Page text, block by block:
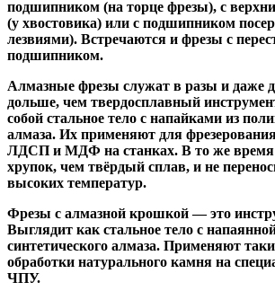
подшипником (на торце фрезы), с
(у хвостовика) или с подшипником
лезвиями). Встречаются и фрезы с
подшипником.
Алмазные фрезы служат в разы и даже
дольше, чем твердосплавный
собой стальное тело с напайками из
алмаза. Их применяют для
ЛДСП и МДФ на станках. В то же время
хрупок, чем твёрдый сплав, и не
высоких температур.
Фрезы с алмазной крошкой— это
Выглядит как стальное тело с
синтетического алмаза. Применяют
обработки натурального камня на
ЧПУ.